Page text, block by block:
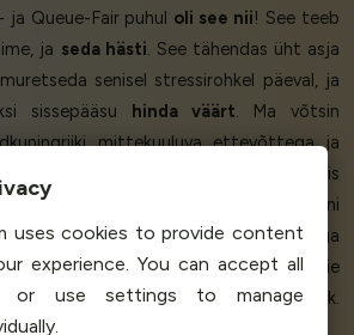
Queue-Fair puhul oli see nii! See teeb
ja seda hästi. See tähendas üht asja
senisel stressirohkel päeval, ja
sissepääsu
hinda väärt. Ma võtsin
mittekuuluva ettevõttega ja
mind kõnedega, kuid Queue-Fair viis
kuni täieliku live-rakendamiseni
- laupäeval!Ma olen väga
õnnelik jaekstaatiline . Meie
kasvas
800%. Täiuslik.
kes selle leiutas, on
uses cookies to provide content
experience. You can accept all
or use settings to manage